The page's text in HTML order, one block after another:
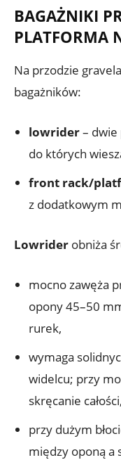
BAGAŻNIKI
PLATFORMA
Na przodzie
bagażników:
lowrider– dwie
do których
front rack/
z dodatkowym
Lowrider obniża
mocno zawęża
opony 45–50
rurek,
wymaga
widelcu; przy
skręcanie całości,
przy dużym
między oponą a